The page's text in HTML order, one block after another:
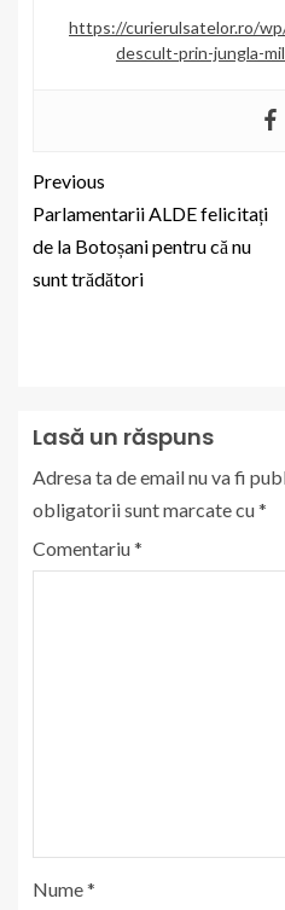
https://curierulsatelor.ro/
descult-prin-jungla-
Previous
Parlamentarii ALDE felicitați
de la Botoșani pentru că nu
sunt trădători
Lasă un răspuns
Adresa ta de email nu va fi
obligatorii sunt marcate cu*
Comentariu*
Nume*